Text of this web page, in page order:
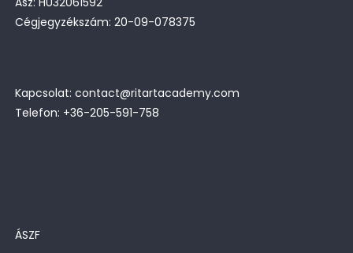
Cégjegyzékszám: 20-09-078375
Kapcsolat: contact@ritartacademy.com
Telefon: +36-205-591-758
ÁSZF